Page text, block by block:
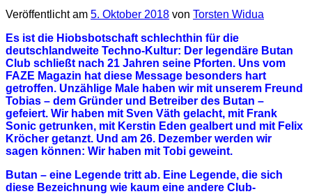
Veröffentlicht am 5. Oktober 2018 von Torsten Widua
Es ist die Hiobsbotschaft schlechthin für die
deutschlandweite Techno-Kultur: Der legendäre Butan
Club schließt nach 21 Jahren seine Pforten. Uns vom
FAZE Magazin hat diese Message besonders hart
getroffen. Unzählige Male haben wir mit unserem Freund
Tobias – dem Gründer und Betreiber des Butan –
gefeiert. Wir haben mit Sven Väth gelacht, mit Frank
Sonic getrunken, mit Kerstin Eden gealbert und mit Felix
Kröcher getanzt. Und am 26. Dezember werden wir
sagen können: Wir haben mit Tobi geweint.
Butan – eine Legende tritt ab. Eine Legende, die sich
diese Bezeichnung wie kaum eine andere Club-